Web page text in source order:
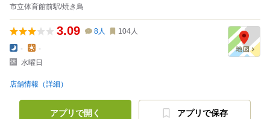
市立体育館前駅/焼き鳥
3.09 8人 104人
-
-
水曜日
店舗情報（詳細）
アプリで開く アプリで保存